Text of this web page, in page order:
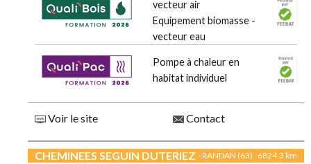
vecteur air
Equipement biomasse -
vecteur eau
Pompe à chaleur en
habitat individuel
Voir le site Contact
CHEMINEES SEGUIN DUTERIEZ - RANDAN (63) 6824.3 km